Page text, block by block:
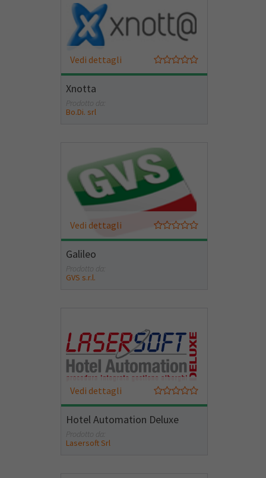
Vedi dettagli
Xnotta
Prodotto da:
Bo.Di. srl
Vedi dettagli
Galileo
Prodotto da:
GVS s.r.l.
Vedi dettagli
Hotel Automation Deluxe
Prodotto da:
Lasersoft Srl